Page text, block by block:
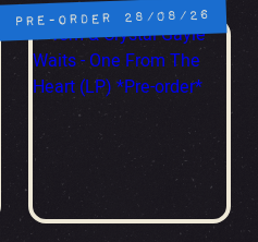
PRE-ORDER 28/08/26